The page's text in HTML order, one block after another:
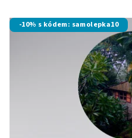
-10% s kódem: samolepka10